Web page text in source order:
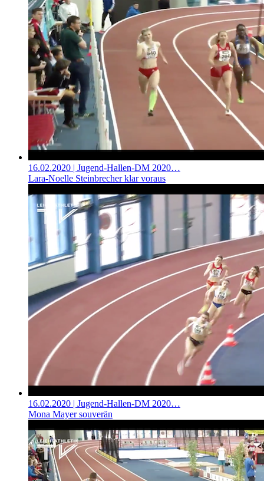
16.02.2020 | Jugend-Hallen-DM 2020…
Lara-Noelle Steinbrecher klar voraus
16.02.2020 | Jugend-Hallen-DM 2020…
Mona Mayer souverän